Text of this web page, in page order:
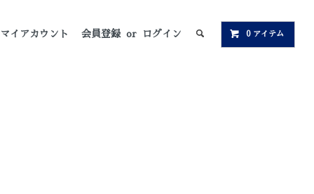
マイアカウント 会員登録or ログイン 0 アイテム